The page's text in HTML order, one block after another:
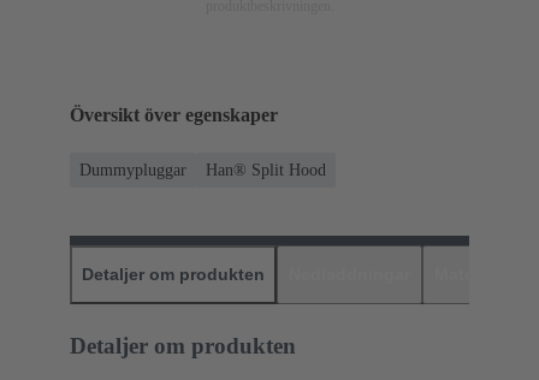
Översikt över egenskaper
Dummypluggar Han® Split Hood
Detaljer om produkten
Detaljer om produkten